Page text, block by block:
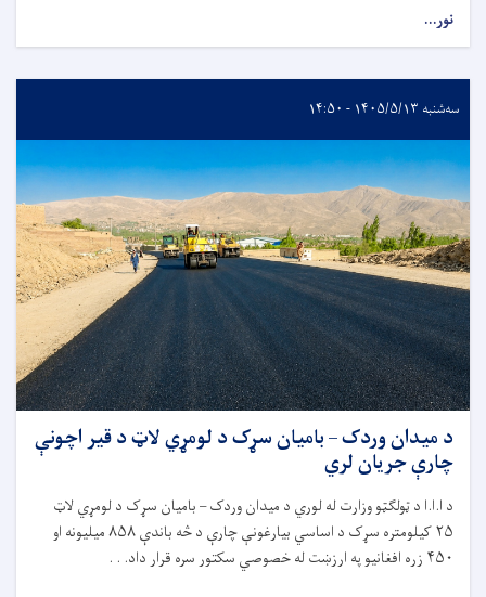
نور...
سه‌شنبه ۱۴۰۵/۵/۱۳ - ۱۴:۵۰
د میدان وردک – بامیان سړک د لومړي لاټ د قیر اچونې
چارې جریان لري
د ا.ا.ا د ټولګټو وزارت له لوري د میدان وردک – بامیان سړک د لومړي لاټ
۲۵کیلومتره سړک د اساسي بیارغونې چارې د څه باندې۸۵۸میلیونه او
۴۵۰ زره افغانیو په ارزښت له خصوصي سکتور سره قرار داد. . .